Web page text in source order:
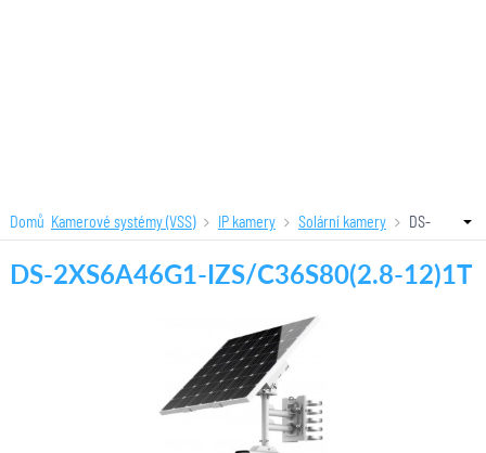
Domů Kamerové systémy (VSS) IP kamery Solární kamery DS-
DS-2XS6A46G1-IZS/C36S80(2.8-12)1T